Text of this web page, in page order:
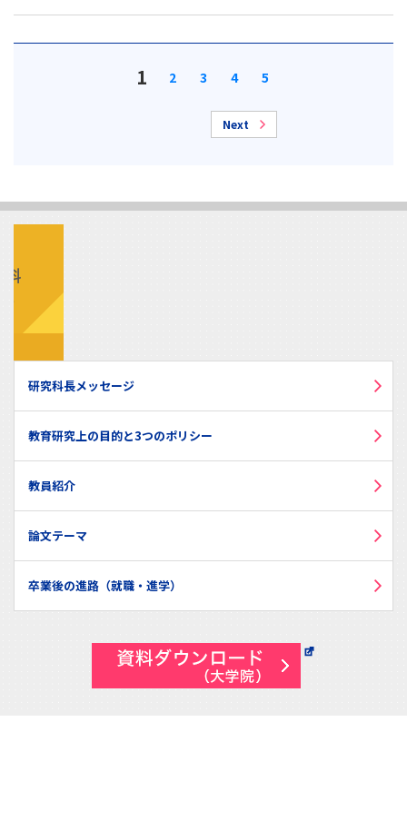
1 2 3 4 5
Next
研究科長メッセージ
教育研究上の目的と3つのポリシー
教員紹介
論文テーマ
卒業後の進路（就職・進学）